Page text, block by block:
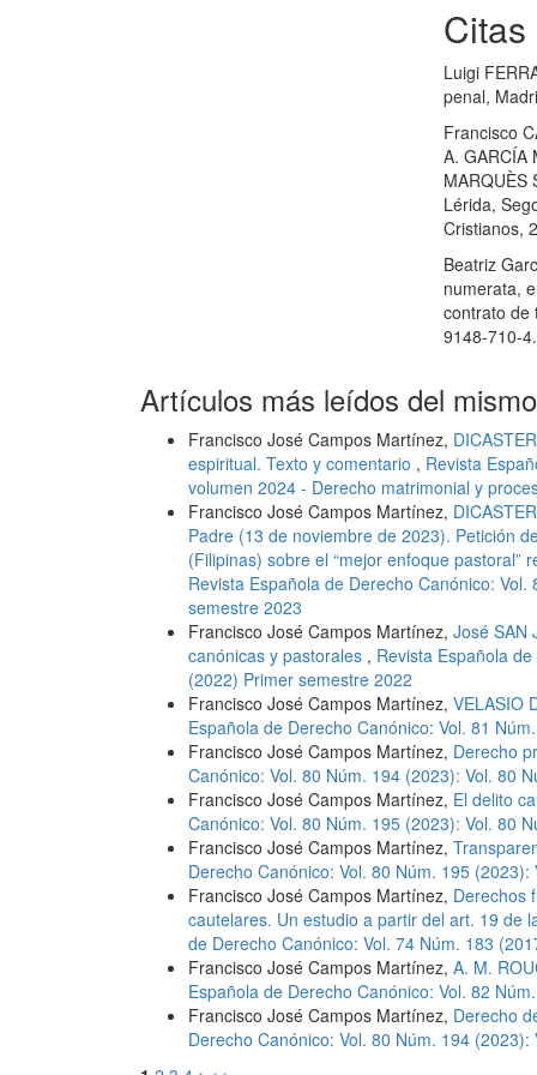
Citas
Luigi
penal,
Francisco
A. GARCÍA
MARQUÈS
Lérida,
Cristianos,
Beatriz
numerata,
contrato de
9148-710-4.
Artículos más leídos del
Francisco José Campos Martínez,
espiritual. Texto y comentario , Revista
volumen 2024 - Derecho matrimonial y
Francisco José Campos Martínez,
Padre (13 de noviembre de 2023). Petición
(Filipinas) sobre el “mejor enfoque
Revista Española de Derecho Canónico:
semestre 2023
Francisco José Campos Martínez, José SAN
canónicas y pastorales , Revista Española
(2022) Primer semestre 2022
Francisco José Campos Martínez, VELASIO
Española de Derecho Canónico: Vol. 81
Francisco José Campos Martínez, Derecho
Canónico: Vol. 80 Núm. 194 (2023): Vol. 80
Francisco José Campos Martínez, El delito
Canónico: Vol. 80 Núm. 195 (2023): Vol. 80
Francisco José Campos Martínez,
Derecho Canónico: Vol. 80 Núm. 195
Francisco José Campos Martínez, Derechos
cautelares. Un estudio a partir del art. 19 de
de Derecho Canónico: Vol. 74 Núm. 183
Francisco José Campos Martínez, A. M.
Española de Derecho Canónico: Vol. 82
Francisco José Campos Martínez, Derecho
Derecho Canónico: Vol. 80 Núm. 194